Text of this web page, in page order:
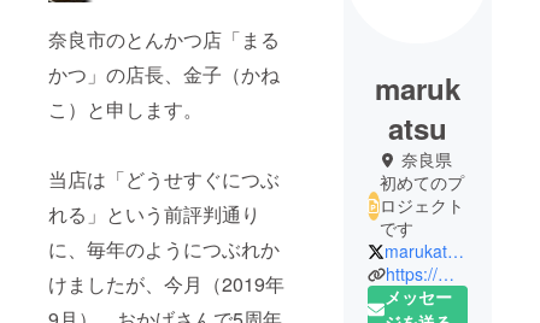
奈良市のとんかつ店「まる
かつ」の店長、金子（かね
こ）と申します。
当店は「どうせすぐにつぶ
れる」という前評判通り
に、毎年のようにつぶれか
けましたが、今月（2019年
maruk
atsu
奈良県
初めてのプ
ロジェクト
です
marukatsunara
https://marukatsu912.com/
メッセー